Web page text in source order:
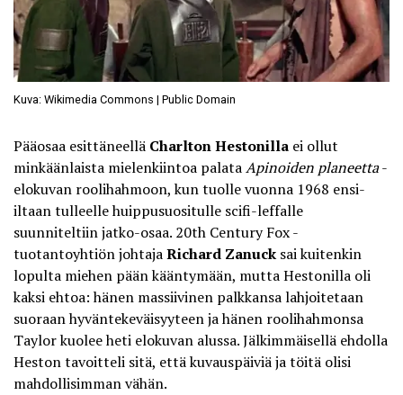
Kuva: Wikimedia Commons | Public Domain
Pääosaa esittäneellä Charlton Hestonilla ei ollut
minkäänlaista mielenkiintoa palataApinoiden planeetta-
elokuvan roolihahmoon, kun tuolle vuonna 1968 ensi-
iltaan tulleelle huippusuositulle scifi-leffalle
suunniteltiin jatko-osaa. 20th Century Fox -
tuotantoyhtiön johtajaRichard Zanuck sai kuitenkin
lopulta miehen pään kääntymään, mutta Hestonilla oli
kaksi ehtoa: hänen massiivinen palkkansa lahjoitetaan
suoraan hyväntekeväisyyteen jahänen roolihahmonsa
Taylor kuolee heti elokuvan alussa. Jälkimmäisellä ehdolla
Heston tavoitteli sitä, että kuvauspäiviä ja töitä olisi
mahdollisimman vähän.